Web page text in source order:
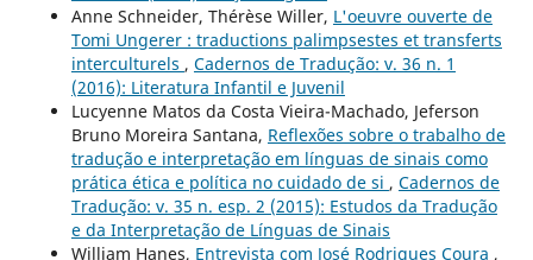
Anne Schneider, Thérèse Willer, L'oeuvre ouverte de
Tomi Ungerer : traductions palimpsestes et transferts
interculturels , Cadernos de Tradução: v. 36 n. 1
(2016): Literatura Infantil e Juvenil
Lucyenne Matos da Costa Vieira-Machado, Jeferson
Bruno Moreira Santana, Reflexões sobre o trabalho de
tradução e interpretação em línguas de sinais como
prática ética e política no cuidado de si , Cadernos de
Tradução: v. 35 n. esp. 2 (2015): Estudos da Tradução
e da Interpretação de Línguas de Sinais
William Hanes, Entrevista com José Rodrigues Coura ,